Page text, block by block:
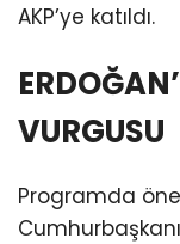
AKP’ye katıldı.
VURGUSU
Programda